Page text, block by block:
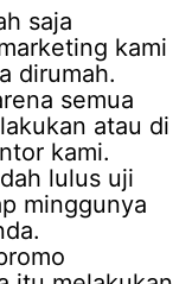
saja
kami
dirumah.
semua
atau di
kami.
lulus uji
minggunya